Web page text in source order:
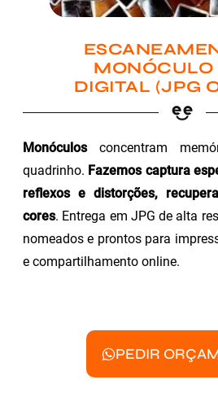
MONÓCULO
DIGITAL (JPG
Monóculosconcentram
quadrinho. Fazemos captura
reflexos e distorções,
cores. Entrega em JPG de alta
nomeados e prontos para
e compartilhamento online.
PEDIR